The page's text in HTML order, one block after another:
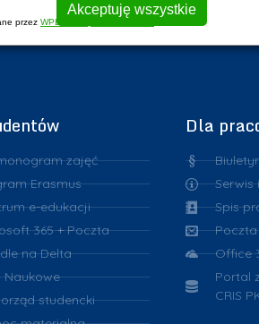
zajęć
Erasmus
e-edukacji
365 + Poczta
na Delta
Naukowe
studencki
Dla
Serwis
Spis
Office
Portal
CRIS
Akceptuję wszystkie
przez WPLP Compliance Platform